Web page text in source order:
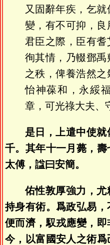
又固辭年疾，乞
變，有不可抑，良
君臣之際，臣有耆
徇其情，乃輟鄧
之秩，俾養浩然
怡神葆和，永綏
章，可光祿大夫、
是日，上遣中使
千。其年十一月薨，
太傅，諡曰安簡。
佑性敦厚強力，
持身有術。爲政弘易
便而濟，馭戎應變，
今，以富國安人之術